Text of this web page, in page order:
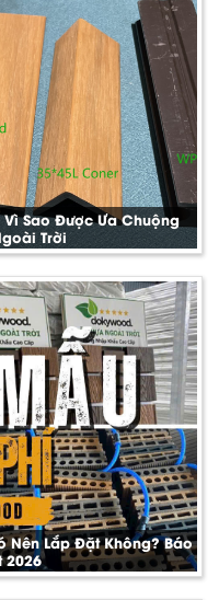
Sao Được Ưa Chuộng
Trời
Nên Lắp Đặt Không? Báo
2026